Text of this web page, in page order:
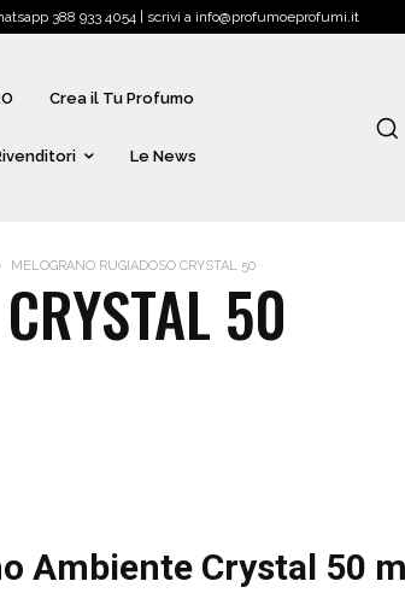
388 933 4054 | scrivi a info@profumoeprofumi.it
Crea il Tu Profumo
Le News
MELOGRANO RUGIADOSO CRYSTAL 50
50
Ambiente Crystal 50